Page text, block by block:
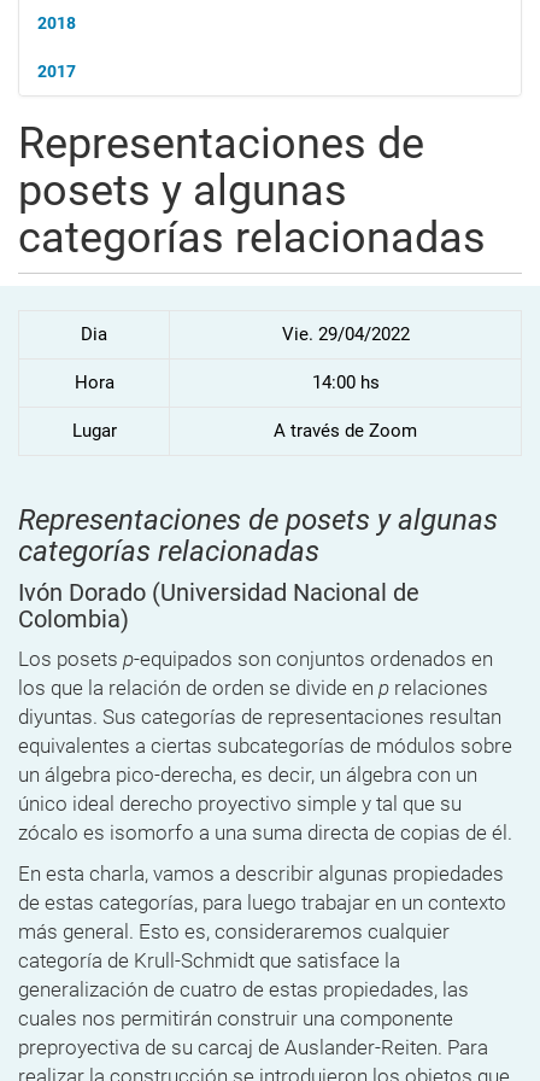
2018
2017
Representaciones de
posets y algunas
categorías relacionadas
Dia Vie. 29/04/2022
Hora 14:00 hs
Lugar A través de Zoom
Representaciones de posets y algunas
categorías relacionadas
Ivón Dorado (Universidad Nacional de
Colombia)
Los posets p-equipados son conjuntos ordenados en
los que la relación de orden se divide en p relaciones
diyuntas. Sus categorías de representaciones resultan
equivalentes a ciertas subcategorías de módulos sobre
un álgebra pico-derecha, es decir, un álgebra con un
único ideal derecho proyectivo simple y tal que su
zócalo es isomorfo a una suma directa de copias de él.
En esta charla, vamos a describir algunas propiedades
de estas categorías, para luego trabajar en un contexto
más general. Esto es, consideraremos cualquier
categoría de Krull-Schmidt que satisface la
generalización de cuatro de estas propiedades, las
cuales nos permitirán construir una componente
preproyectiva de su carcaj de Auslander-Reiten. Para
realizar la construcción se introdujeron los objetos que